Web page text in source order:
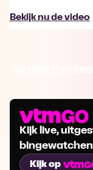
Bekijk nu de video
Kijk live,
bingewatchen
Kijk op